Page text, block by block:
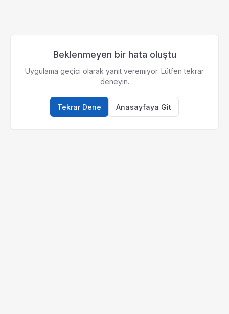
Beklenmeyen bir hata oluştu
Uygulama geçici olarak yanıt veremiyor. Lütfen tekrar
deneyin.
Tekrar Dene Anasayfaya Git